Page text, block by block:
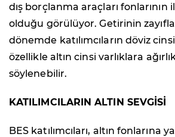
dış borçlanma araçları fonlarının
olduğu görülüyor. Getirinin
dönemde katılımcıların döviz
özellikle altın cinsi varlıklara
söylenebilir.
KATILIMCILARIN ALTIN SEVGİSİ
BES katılımcıları, altın fonlarına